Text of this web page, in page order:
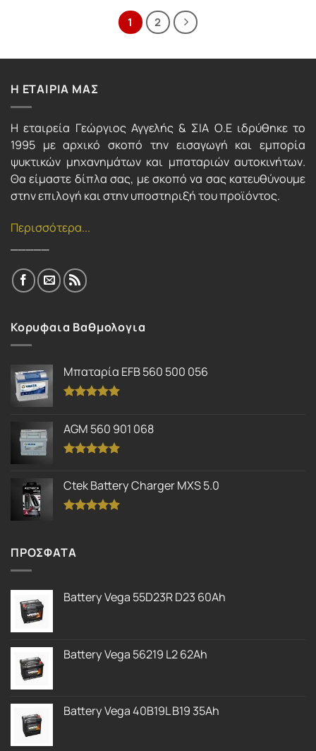
1 2
Η ΕΤΑΙΡΙΑ ΜΑΣ
Η εταιρεία Γεώργιος Αγγελής & ΣΙΑ Ο.Ε ιδρύθηκε το
1995 με αρχικό σκοπό την εισαγωγή και εμπορία
ψυκτικών μηχανημάτων και μπαταριών αυτοκινήτων.
Θα είμαστε δίπλα σας, με σκοπό να σας κατευθύνουμε
στην επιλογή και στην υποστηριξή του προϊόντος.
Περισσότερα...
Κορυφαια Βαθμολογια
Μπαταρία EFB 560 500 056
από 5
AGM 560 901 068
από 5
Ctek Battery Charger MXS 5.0
ΠΡΟΣΦΑΤΑ
Battery Vega 55D23R D23 60Ah
Battery Vega 56219 L2 62Ah
Battery Vega 40B19L B19 35Ah